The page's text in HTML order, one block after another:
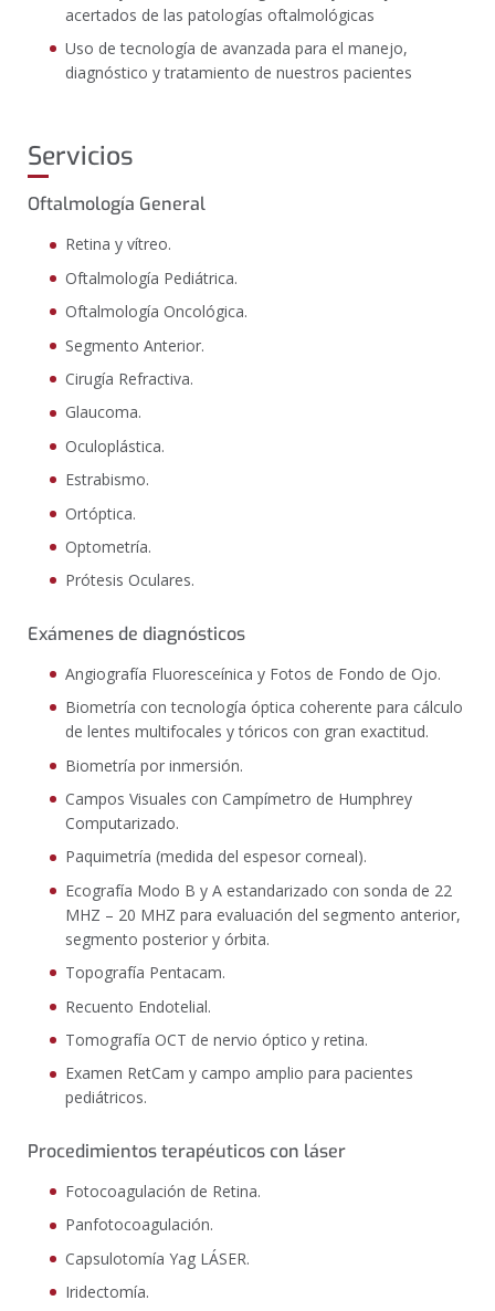
acertados de las patologías oftalmológicas
Uso de tecnología de avanzada para el manejo,
diagnóstico y tratamiento de nuestros pacientes
Servicios
Oftalmología General
Retina y vítreo.
Oftalmología Pediátrica.
Oftalmología Oncológica.
Segmento Anterior.
Cirugía Refractiva.
Glaucoma.
Oculoplástica.
Estrabismo.
Ortóptica.
Optometría.
Prótesis Oculares.
Exámenes de diagnósticos
Angiografía Fluoresceínica y Fotos de Fondo de Ojo.
Biometría con tecnología óptica coherente para cálculo
de lentes multifocales y tóricos con gran exactitud.
Biometría por inmersión.
Campos Visuales con Campímetro de Humphrey
Computarizado.
Paquimetría (medida del espesor corneal).
Ecografía Modo B y A estandarizado con sonda de 22
MHZ – 20 MHZ para evaluación del segmento anterior,
segmento posterior y órbita.
Topografía Pentacam.
Recuento Endotelial.
Tomografía OCT de nervio óptico y retina.
Examen RetCam y campo amplio para pacientes
pediátricos.
Procedimientos terapéuticos con láser
Fotocoagulación de Retina.
Panfotocoagulación.
Capsulotomía Yag LÁSER.
Iridectomía.